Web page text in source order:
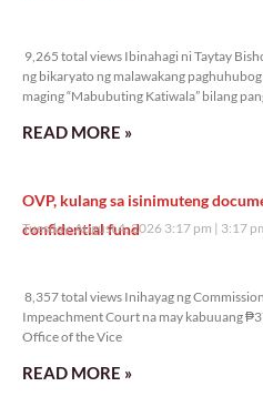
9,265 total views Ibinahagi ni Taytay
ng bikaryato ng malawakang
maging “Mabubuting Katiwala” bilang
READ MORE »
OVP, kulang sa isinimuteng
confidential fund
Tuesday, August 4, 2026 3:17 pm 3:17
8,357 total views Inihayag ng
Impeachment Court na may kabuuang
Office of the Vice
READ MORE »